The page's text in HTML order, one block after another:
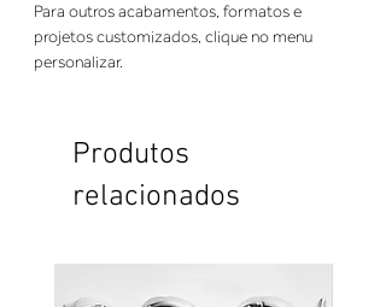
Para outros acabamentos, formatos e
projetos customizados, clique no menu
personalizar.
Produtos
relacionados